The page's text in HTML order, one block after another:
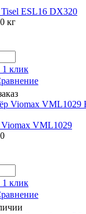
ESL16 DX320
кг
1 клик
VML1029
1 клик